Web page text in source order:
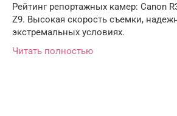
Рейтинг репортажных камер: Canon
Z9. Высокая скорость съемки,
экстремальных условиях.
Читать полностью